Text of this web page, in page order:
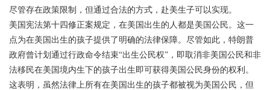
尽管存在政策限制，但通过合法的方式，赴美生子可以实现。
美国宪法第十四修正案规定，在美国出生的人都是美国公民。这一
点为在美国出生的孩子提供了明确的法律保障。尽管如此，特朗普
政府曾计划通过行政命令结束“出生公民权”，即取消非美国公民和非
法移民在美国境内生下的孩子出生即可获得美国公民身份的权利。
这表明，虽然法律上所有在美国出生的孩子都被视为美国公民，但